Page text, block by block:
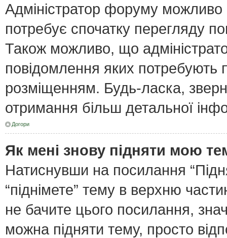
Адміністратор форуму
потребує спочатку перегляду
Також можливо, що
повідомлення яких потребують
розміщенням. Будь-ласка,
отримання більш детальної
Догори
Як мені знову підняти мою
Натиснувши на посилання
“піднімете” тему в верхню
не бачите цього посилання,
можна підняти тему, просто